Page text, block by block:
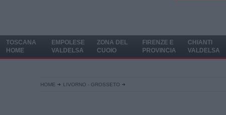
TOSCANA
HOME
EMPOLESE
VALDELSA
ZONA DEL
CUOIO
FIRENZE E
PROVINCIA
CHIANTI
VALDELSA
HOME LIVORNO - GROSSETO